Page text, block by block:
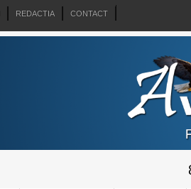
REDACTIA CONTACT